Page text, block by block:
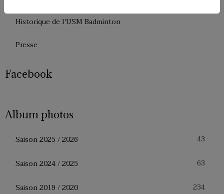
Historique de l'USM Badminton
Presse
Facebook
Album photos
Saison 2025 / 2026 43
Saison 2024 / 2025 63
Saison 2019 / 2020 234